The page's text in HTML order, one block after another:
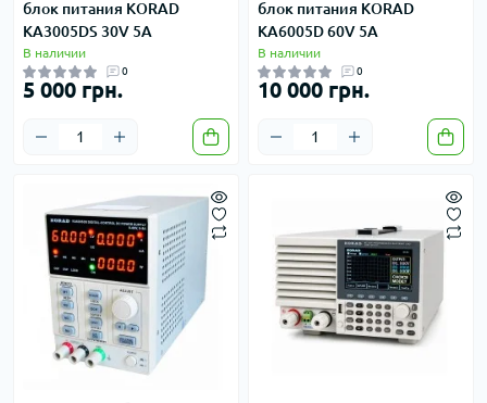
блок питания KORAD
KA3005DS 30V 5A
В наличии
0
5 000 грн.
блок питания KORAD
KA6005D 60V 5A
В наличии
0
10 000 грн.